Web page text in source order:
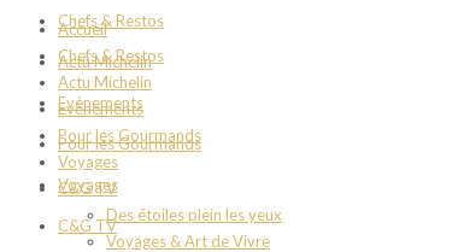
Chefs & Restos
Actu Michelin
Evènements
Pour les Gourmands
Voyages
C&G TV
Accueil
Chefs & Restos
Actu Michelin
Evènements
Pour les Gourmands
Voyages
C&G TV
Des étoiles plein les yeux
Voyages & Art de Vivre